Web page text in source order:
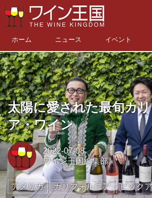
ホーム ニュース イベント
太陽に愛された最旬カ
ア・ワイン
2022-07-08
ワイン王国編集部
アメリカ カリフォルニア ピック